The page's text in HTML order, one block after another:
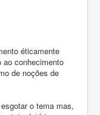
éticamente
conhecimento
de noções de
o tema mas,